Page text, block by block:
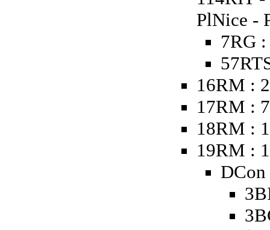
PlNice -
7RG
16RM :
17RM :
18RM :
19RM :
DCon